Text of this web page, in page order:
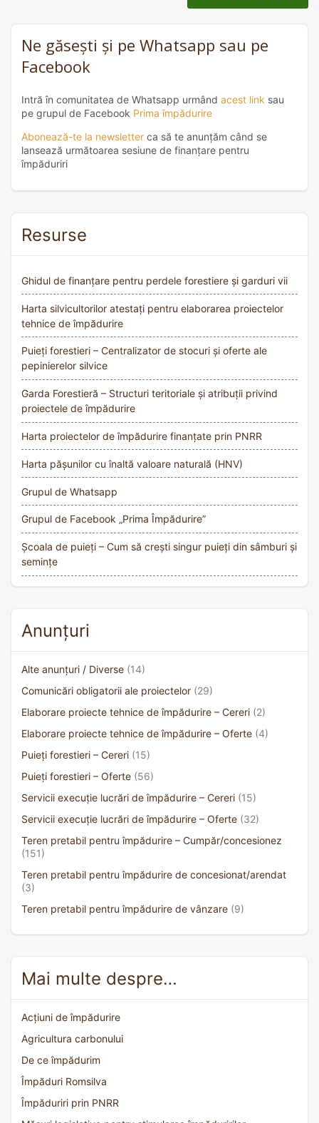
Ne găsești și pe Whatsapp sau pe
Facebook
Intră în comunitatea de Whatsapp urmând acest link sau
pe grupul de Facebook Prima împădurire
Abonează-te la newsletter ca să te anunțăm când se
lansează următoarea sesiune de finanțare pentru
împăduriri
Resurse
Ghidul de finanțare pentru perdele forestiere și garduri vii
Harta silvicultorilor atestați pentru elaborarea proiectelor
tehnice de împădurire
Puieți forestieri – Centralizator de stocuri și oferte ale
pepinierelor silvice
Garda Forestieră – Structuri teritoriale și atribuții privind
proiectele de împădurire
Harta proiectelor de împădurire finanțate prin PNRR
Harta pășunilor cu înaltă valoare naturală (HNV)
Grupul de Whatsapp
Grupul de Facebook „Prima Împădurire”
Școala de puieți – Cum să crești singur puieți din sâmburi și
semințe
Anunțuri
Alte anunțuri / Diverse (14)
Comunicări obligatorii ale proiectelor (29)
Elaborare proiecte tehnice de împădurire – Cereri (2)
Elaborare proiecte tehnice de împădurire – Oferte (4)
Puieți forestieri – Cereri (15)
Puieți forestieri – Oferte (56)
Servicii execuție lucrări de împădurire – Cereri (15)
Servicii execuție lucrări de împădurire – Oferte (32)
Teren pretabil pentru împădurire – Cumpăr/concesionez
(151)
Teren pretabil pentru împădurire de concesionat/arendat
(3)
Teren pretabil pentru împădurire de vânzare (9)
Mai multe despre…
Acțiuni de împădurire
Agricultura carbonului
De ce împădurim
Împăduri Romsilva
Împăduriri prin PNRR